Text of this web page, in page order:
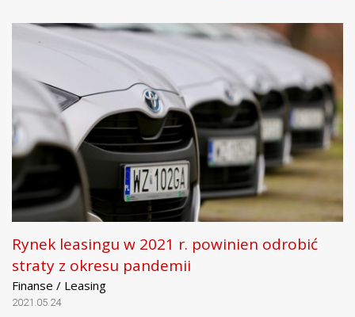
Rynek leasingu w 2021 r. powinien odrobić
straty z okresu pandemii
Finanse / Leasing
2021.05.24